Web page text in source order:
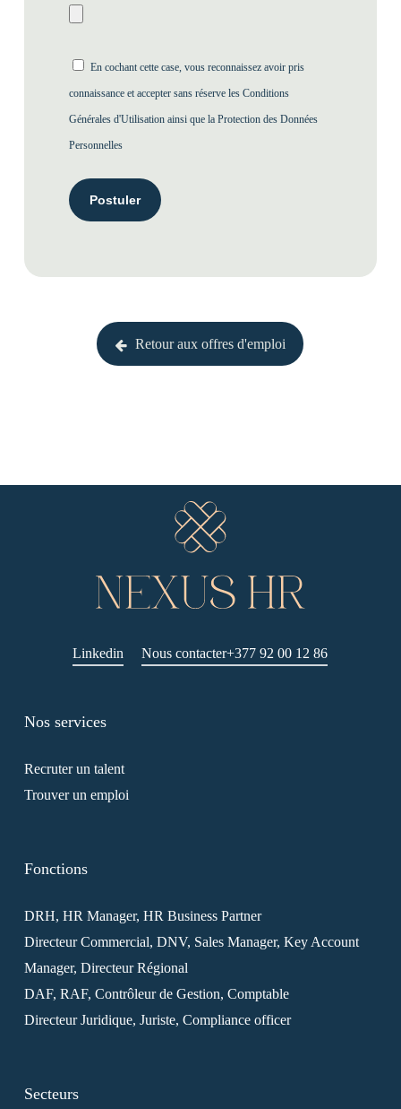
En cochant cette case, vous reconnaissez avoir pris
connaissance et accepter sans réserve les Conditions
Générales d'Utilisationainsi que la Protection des Données
Personnelles
Retour aux offres d'emploi
Linkedin Nous contacter+377 92 00 12 86
Nos services
Recruter un talent
Trouver un emploi
Fonctions
DRH, HR Manager, HR Business Partner
Directeur Commercial, DNV, Sales Manager, Key Account
Manager, Directeur Régional
DAF, RAF, Contrôleur de Gestion, Comptable
Directeur Juridique, Juriste, Compliance officer
Secteurs